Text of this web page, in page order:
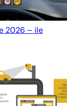
2026 – ile